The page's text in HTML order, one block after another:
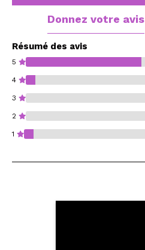
Donnez votre avis
Résumé des avis
5
4
3
2
1